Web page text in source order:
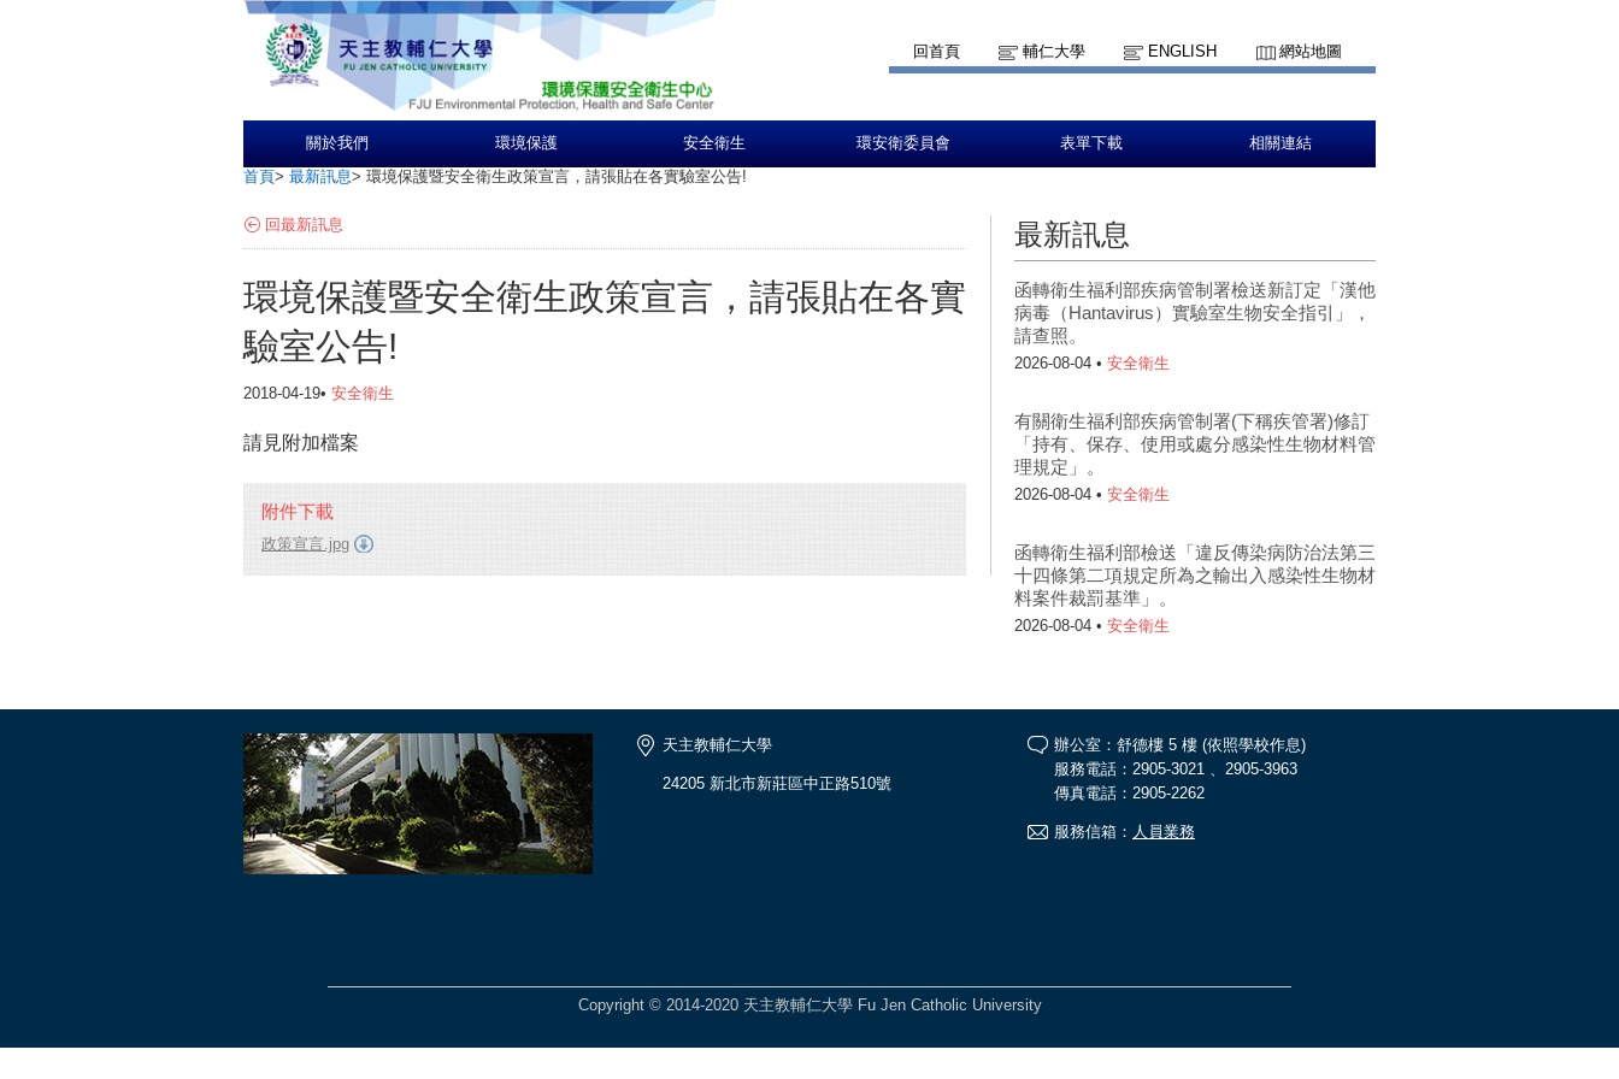
回首頁 輔仁大學 ENGLISH 網站地圖
關於我們 環境保護 安全衛生 環安衛委員會 表單下載 相關連結
首頁> 最新訊息> 環境保護暨安全衛生政策宣言，請張貼在各實驗室公告!
回最新訊息
環境保護暨安全衛生政策宣言，請張貼在各實
驗室公告!
2018-04-19• 安全衛生
請見附加檔案
附件下載
政策宣言.jpg
最新訊息
函轉衛生福利部疾病管制署檢送新訂定「漢他
病毒（Hantavirus）實驗室生物安全指引」，
請查照。
2026-08-04 • 安全衛生
有關衛生福利部疾病管制署(下稱疾管署)修訂
「持有、保存、使用或處分感染性生物材料管
理規定」。
2026-08-04 • 安全衛生
函轉衛生福利部檢送「違反傳染病防治法第三
十四條第二項規定所為之輸出入感染性生物材
料案件裁罰基準」。
2026-08-04 • 安全衛生
天主教輔仁大學
24205 新北市新莊區中正路510號
辦公室：舒德樓 5 樓 (依照學校作息)
服務電話：2905-3021 、2905-3963
傳真電話：2905-2262
服務信箱： 人員業務
Copyright © 2014-2020 天主教輔仁大學 Fu Jen Catholic University